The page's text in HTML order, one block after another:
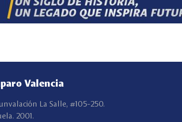
Valencia
La Salle, #105-250.
2001.